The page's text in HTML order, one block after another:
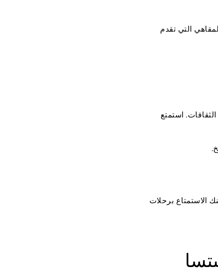
التي تقدم
استمتع
الاستمتاع برحلات